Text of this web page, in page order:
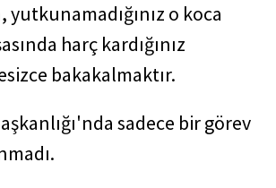
yutkunamadığınız o koca
harç kardığınız
bakakalmaktır.
sadece bir görev